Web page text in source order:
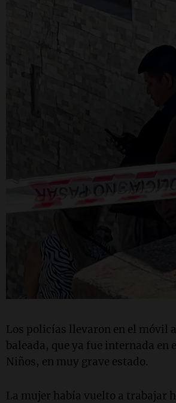
Los policías llevaron en el móvil
baleada, que ya fue internada en
Niños, en muy grave estado.
La mujer había vuelto a trabajar